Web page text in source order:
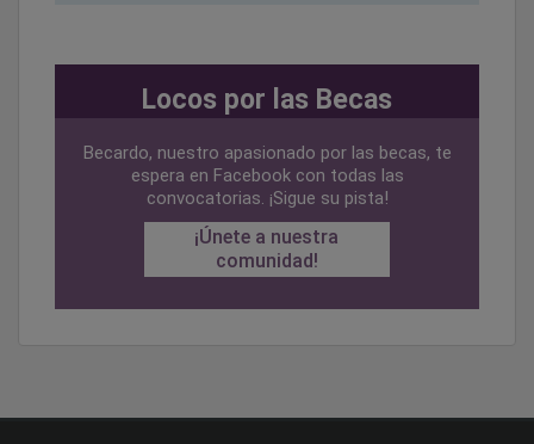
Locos por las Becas
Becardo, nuestro apasionado por las becas, te
espera en Facebook con todas las
convocatorias. ¡Sigue su pista!
¡Únete a nuestra
comunidad!